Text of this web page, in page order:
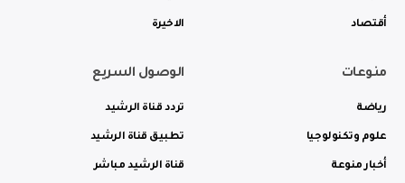
أقتصاد الاخيرة
منوعات
رياضة
علوم وتكنولوجيا
أخبار منوعة
الوصول السريع
تردد قناة الرشيد
تطبيق قناة الرشيد
قناة الرشيد مباشر